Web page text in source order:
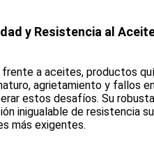
y Resistencia al
a aceites, productos
agrietamiento y
estos desafíos. Su
inigualable de resistencia
más exigentes.